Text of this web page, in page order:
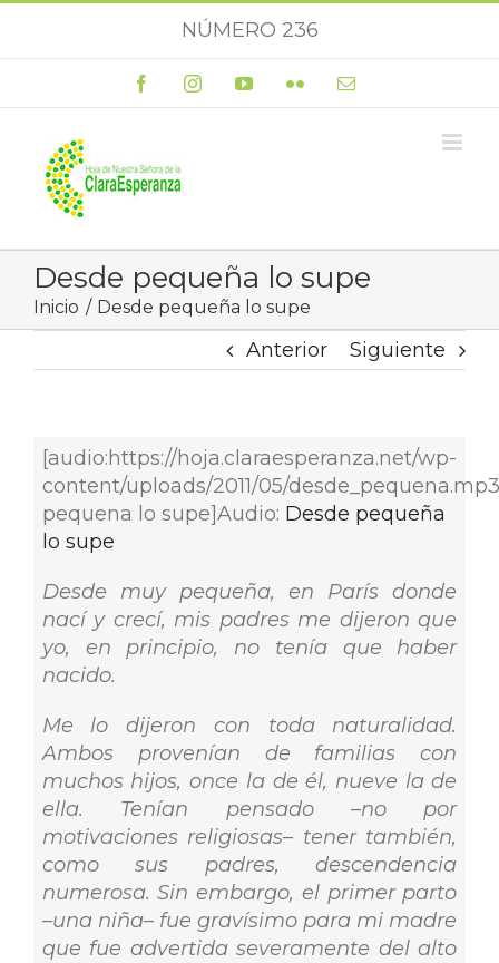
NÚMERO 236
FacebookInstagramYouTubeFlickr Correo
Desde pequeña lo supe
Inicio Desde pequeña lo supe
Anterior Siguiente
[audio:https://hoja.claraesperanza.net/wp-
content/uploads/2011/05/
pequena lo supe]Audio: Desde pequeña
lo supe
Desde muy pequeña, en París donde
nací y crecí, mis padres me dijeron que
yo, en principio, no tenía que haber
nacido.
Me lo dijeron con toda naturalidad.
Ambos provenían de familias con
muchos hijos, once la de él, nueve la de
ella. Tenían pensado –no por
motivaciones religiosas– tener también,
como sus padres, descendencia
numerosa. Sin embargo, el primer parto
–una niña–fue gravísimo para mi madre
que fue advertida severamente del alto